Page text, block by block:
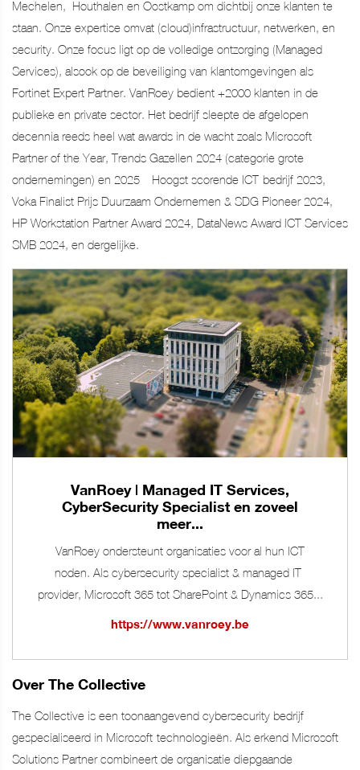
Mechelen, Houthalen en Oostkamp om dichtbij onze klanten te
staan. Onze expertise omvat (cloud)infrastructuur, netwerken, en
security. Onze focus ligt op de volledige ontzorging (Managed
Services), alsook op de beveiliging van klantomgevingen als
Fortinet Expert Partner. VanRoey bedient +2000 klanten in de
publieke en private sector. Het bedrijf sleepte de afgelopen
decennia reeds heel wat awards in de wacht zoals Microsoft
Partner of the Year, Trends Gazellen 2024 (categorie grote
ondernemingen) en 2025 – Hoogst scorende ICT-bedrijf 2023,
Voka Finalist Prijs Duurzaam Ondernemen & SDG Pioneer 2024,
HP Workstation Partner Award 2024, DataNews Award ICT Services
SMB 2024, en dergelijke.
VanRoey | Managed IT Services,
CyberSecurity Specialist en zoveel
meer...
VanRoey ondersteunt organisaties voor al hun ICT
noden. Als cybersecurity specialist & managed IT-
provider, Microsoft 365 tot SharePoint & Dynamics 365...
https://www.vanroey.be
Over The Collective
The Collective is een toonaangevend cybersecurity bedrijf
gespecialiseerd in Microsoft-technologieën. Als erkend Microsoft
Solutions Partner combineert de organisatie diepgaande